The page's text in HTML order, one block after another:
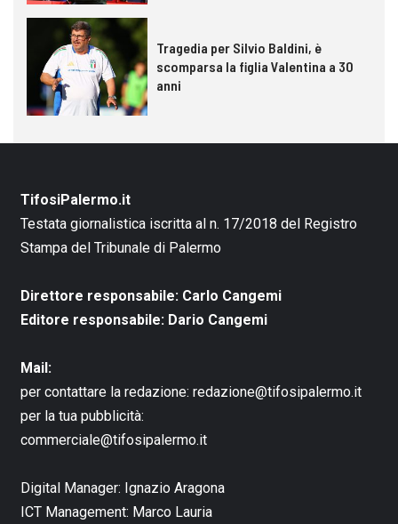
Tragedia per Silvio Baldini, è
scomparsa la figlia Valentina a 30
anni
TifosiPalermo.it
Testata giornalistica iscritta al n. 17/2018 del Registro
Stampa del Tribunale di Palermo
Direttore responsabile: Carlo Cangemi
Editore responsabile: Dario Cangemi
Mail:
per contattare la redazione: redazione@tifosipalermo.it
per la tua pubblicità:
commerciale@tifosipalermo.it
Digital Manager: Ignazio Aragona
ICT Management: Marco Lauria